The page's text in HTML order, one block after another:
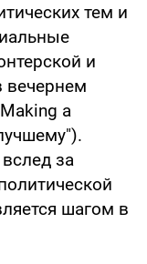
тем и
и
вечернем
a
за
шагом в